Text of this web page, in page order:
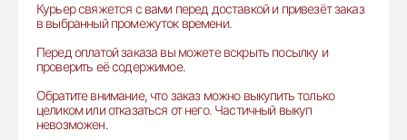
Курьер свяжется с вами перед доставкой и привезёт заказ
в выбранный промежуток времени.
Перед оплатой заказа вы можете вскрыть посылку и
проверить её содержимое.
Обратите внимание, что заказ можно выкупить только
целиком или отказаться от него. Частичный выкуп
невозможен.